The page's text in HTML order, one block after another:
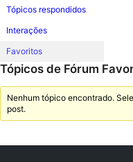
Tópicos respondidos
Interações
Favoritos
Tópicos de Fórum
Nenhum tópico encontrado.
post.